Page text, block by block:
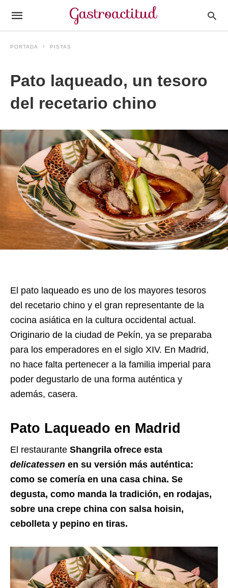
PORTADA PISTAS
Pato laqueado, un tesoro
del recetario chino
El pato laqueado es uno de los mayores tesoros
del recetario chino y el gran representante de la
cocina asiática en la cultura occidental actual.
Originario de la ciudad de Pekín, ya se preparaba
para los emperadores en el siglo XIV. En Madrid,
no hace falta pertenecer a la familia imperial para
poder degustarlo de una forma auténtica y
además, casera.
Pato Laqueado en Madrid
El restaurante Shangrila ofrece esta
delicatessen en su versión más auténtica:
como se comería en una casa china. Se
degusta, como manda la tradición, en rodajas,
sobre una crepe china con salsa hoisin,
cebolleta y pepino en tiras.